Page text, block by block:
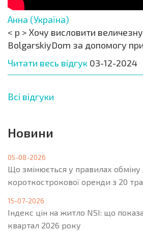
Анна (Україна)
< p > Хочу висловити
BolgarskiyDom за допомогу
Читати весь відгук 03-12-2024
Всі відгуки
Новини
05-08-2026
Що змінюється у правилах
короткострокової оренди з 20
15-07-2026
Індекс цін на житло NSI: що
квартал 2026 року